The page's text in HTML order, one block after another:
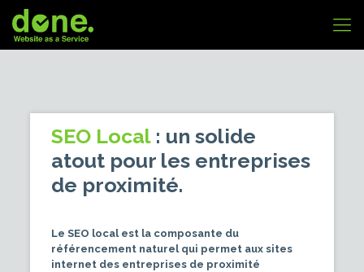
SEO Local: un solide
atout pour les entreprises
de proximité.
Le SEO local est la composante du
référencement naturel qui permet aux sites
internet des entreprises de proximité